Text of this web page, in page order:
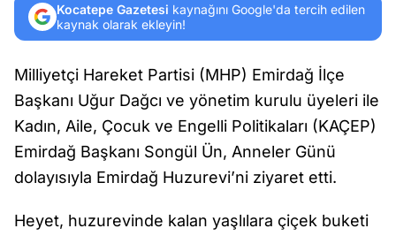
Kocatepe Gazetesi kaynağını Google'da tercih edilen
kaynak olarak ekleyin!
Milliyetçi Hareket Partisi (MHP) Emirdağ İlçe
Başkanı Uğur Dağcı ve yönetim kurulu üyeleri ile
Kadın, Aile, Çocuk ve Engelli Politikaları (KAÇEP)
Emirdağ Başkanı Songül Ün, Anneler Günü
dolayısıyla Emirdağ Huzurevi’ni ziyaret etti.
Heyet, huzurevinde kalan yaşlılara çiçek buketi